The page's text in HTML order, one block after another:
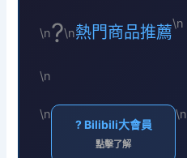
\n?️\n熱門商品推薦\n
\n
\n
? Bilibili大會員
點擊了解
\n